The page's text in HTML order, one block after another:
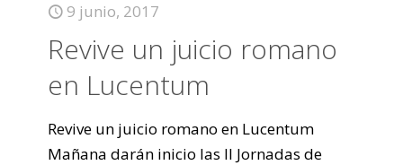
9 junio, 2017
Revive un juicio romano
en Lucentum
Revive un juicio romano en Lucentum
Mañana darán inicio las II Jornadas de